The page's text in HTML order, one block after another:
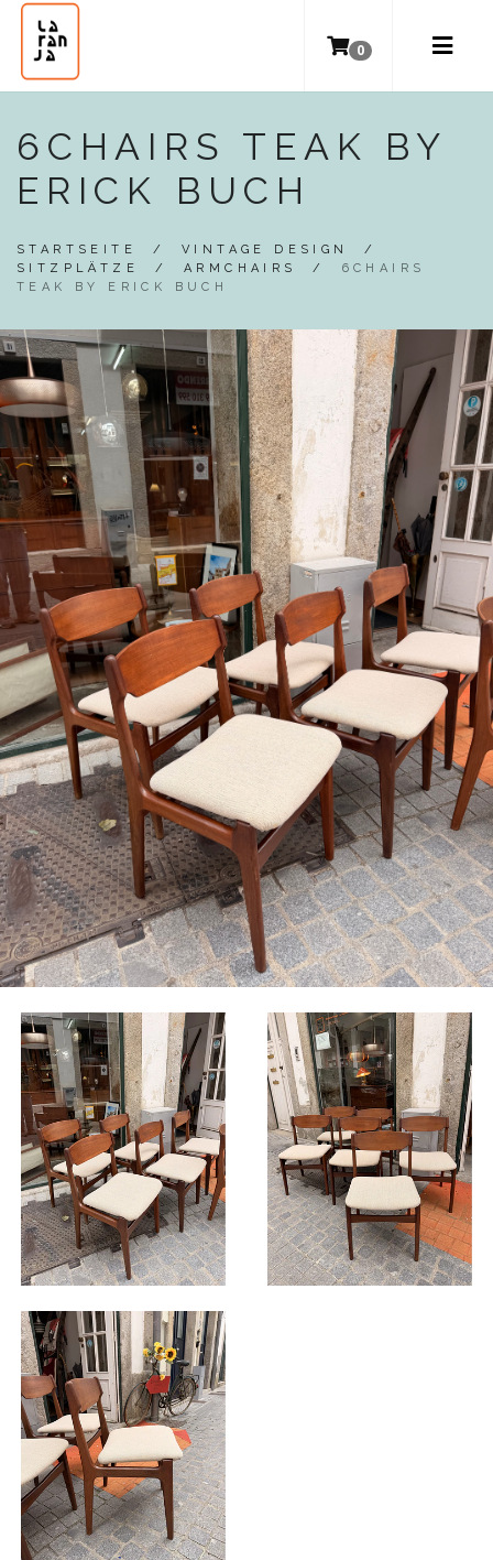
0
6CHAIRS TEAK BY
ERICK BUCH
STARTSEITE /VINTAGE DESIGN
/
SITZPLÄTZE
/ARMCHAIRS / 6CHAIRS
TEAK BY ERICK BUCH